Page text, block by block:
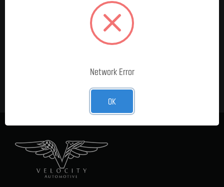
MELDE DICH FÜR UNSEREN
NEWSLETTER AN
Network Error
OK